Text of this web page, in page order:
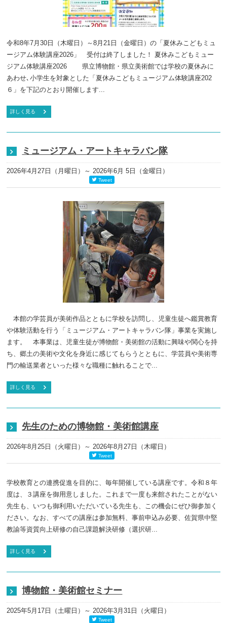
令和8年7月30日（木曜日）～8月21日（金曜日）の「夏休みこどもミュ
ージアム体験講座2026」 受付は終了しました！ 夏休みこどもミュー
ジアム体験講座2026 県立博物館・県立美術館では学校の夏休みに
あわせ､小学生を対象とした「夏休みこどもミュージアム体験講座202
６」を下記のとおり開催します...
詳しく見る
ミュージアム・アートキャラバン隊
2026年4月27日（月曜日） ～ 2026年6月 5日（金曜日）
Tweet
本館の学芸員が美術作品とともに学校を訪問し、児童生徒へ鑑賞教育
や体験活動を行う「ミュージアム・アートキャラバン隊」事業を実施し
ます。 本事業は、児童生徒が博物館・美術館の活動に興味や関心を持
ち、郷土の美術や文化を身近に感じてもらうとともに、学芸員や美術専
門の輸送業者といった様々な職種に触れることで...
詳しく見る
先生のための博物館・美術館講座
2026年8月25日（火曜日） ～ 2026年8月27日（木曜日）
Tweet
学校教育との連携促進を目的に、毎年開催している講座です。令和８年
度は、３講座を御用意しました。これまで一度も来館されたことがない
先生も、いつも御利用いただいている先生も、この機会にぜひ御参加く
ださい。なお、すべての講座は参加無料、事前申込み必要、佐賀県中堅
教諭等資質向上研修の自己課題解決研修（選択研...
詳しく見る
博物館・美術館セミナー
2025年5月17日（土曜日） ～ 2026年3月31日（火曜日）
Tweet